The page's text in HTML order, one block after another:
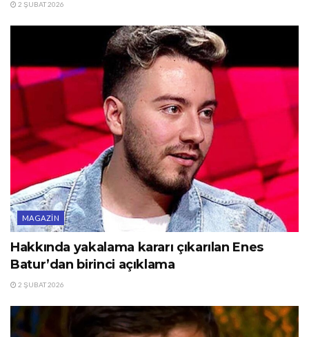
2 ŞUBAT 2026
MAGAZIN
Hakkında yakalama kararı çıkarılan Enes
Batur’dan birinci açıklama
2 ŞUBAT 2026